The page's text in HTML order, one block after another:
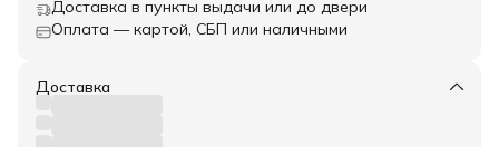
Доставка в пункты выдачи или до двери
Оплата — картой, СБП или наличными
Доставка